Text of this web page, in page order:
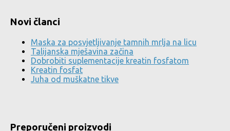
Novi članci
Maska za posvjetljivanje tamnih mrlja na licu
Talijanska mješavina začina
Dobrobiti suplementacije kreatin fosfatom
Kreatin fosfat
Juha od muškatne tikve
Preporučeni proizvodi